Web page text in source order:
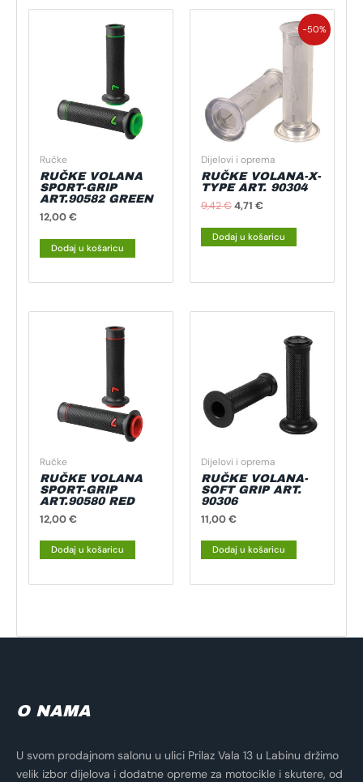
Ručke
RUČKE VOLANA
SPORT-GRIP
ART.90582 GREEN
12,00€
Dodaj u košaricu
-50%
Dijelovi i oprema
RUČKE VOLANA-X-
TYPE ART. 90304
9,42€
9,42 €.
4,71 €
Trenutna
cijena
Dodaj u košaricu
Ručke
RUČKE VOLANA
SPORT-GRIP
ART.90580 RED
12,00€
Dodaj u košaricu
Dijelovi i oprema
RUČKE VOLANA-
SOFT GRIP ART.
90306
11,00€
Dodaj u košaricu
O NAMA
U svom prodajnom salonu u ulici Prilaz Vala 13 u Labinu držimo
velik izbor dijelova i dodatne opreme za motocikle i skutere, od